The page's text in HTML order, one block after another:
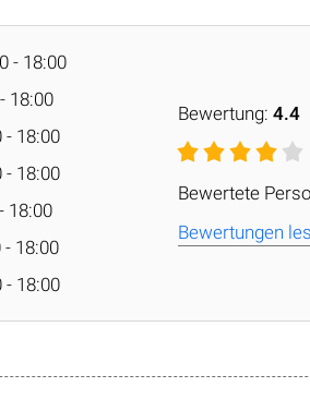
- 18:00
18:00
- 18:00
- 18:00
18:00
- 18:00
- 18:00
Bewertung: 4.4
Bewertete
Bewertungen